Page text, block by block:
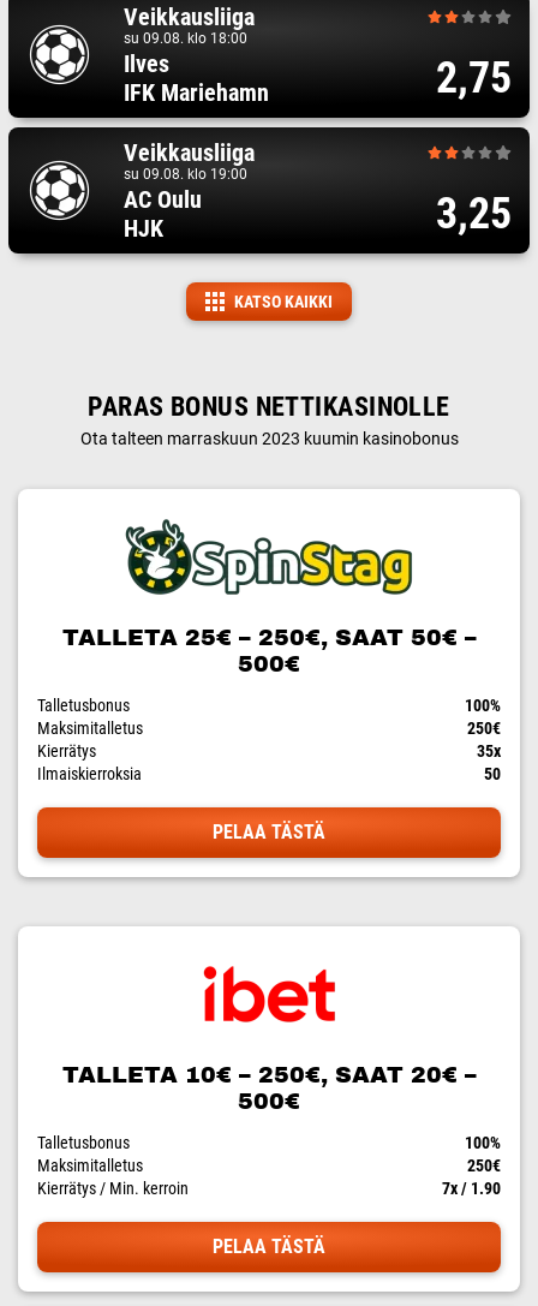
Veikkausliiga
su 09.08. klo 18:00
Ilves
IFK Mariehamn
2,75
Veikkausliiga
su 09.08. klo 19:00
AC Oulu
HJK
3,25
KATSO KAIKKI
PARAS BONUS NETTIKASINOLLE
Ota talteen marraskuun 2023 kuumin kasinobonus
TALLETA 25€ – 250€, SAAT 50€ –
500€
Talletusbonus
100%
Maksimitalletus
250€
Kierrätys
35x
Ilmaiskierroksia
50
PELAA TÄSTÄ
TALLETA 10€ – 250€, SAAT 20€ –
500€
Talletusbonus
100%
Maksimitalletus
250€
Kierrätys / Min. kerroin
7x / 1.90
PELAA TÄSTÄ